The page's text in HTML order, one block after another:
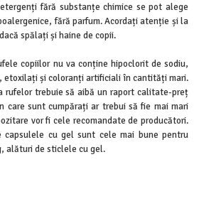
fără substanțe chimice se pot alege
fără parfum. Acordați atenție și la
spălați și haine de copii.
copiilor nu va conține hipoclorit de sodiu,
etoxilați și coloranți artificiali în cantități mari.
rufelor trebuie să aibă un raport calitate-preț
care sunt cumpărați ar trebui să fie mai mari
vor fi cele recomandate de producători.
capsulele cu gel sunt cele mai bune pentru
alături de sticlele cu gel.